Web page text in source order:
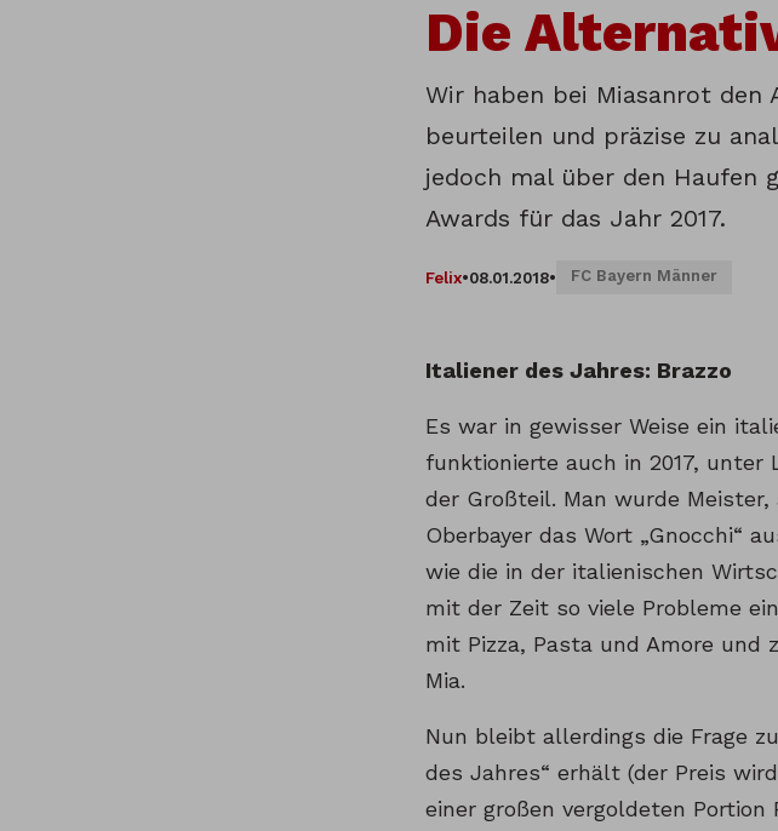
Die
Wir haben bei Miasanrot
beurteilen und präzise zu
jedoch mal über den Haufen
Awards für das Jahr 2017.
Felix•08.01.2018• FC Bayern Männer
Italiener des Jahres: Brazzo
Es war in gewisser Weise ein
funktionierte auch in 2017,
der Großteil. Man wurde
Oberbayer das Wort „Gnocchi“
wie die in der italienischen
mit der Zeit so viele Probleme
mit Pizza, Pasta und Amore und
Mia.
Nun bleibt allerdings die Frage
des Jahres“ erhält (der Preis
einer großen vergoldeten Portion